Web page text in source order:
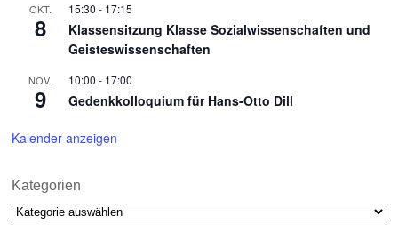
OKT.
8
15:30 - 17:15
Klassensitzung Klasse Sozialwissenschaften und
Geisteswissenschaften
NOV.
9
10:00 - 17:00
Gedenkkolloquium für Hans-Otto Dill
Kalender anzeigen
Kategorien
Kategorien